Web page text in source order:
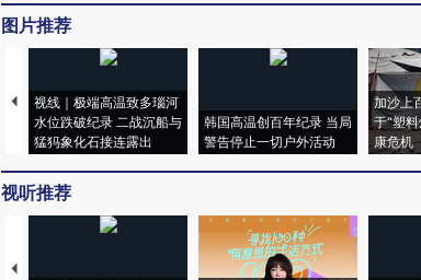
图片推荐
视线｜极端高温致多瑙河
水位跌破纪录 二战沉船与
猛犸象化石接连露出
韩国高温创百年纪录 当局
警告停止一切户外活动
加沙上
于“塑
康危机
视听推荐